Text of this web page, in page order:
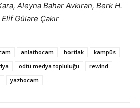
Aleyna Bahar Avkıran, Berk H.
Gülare Çakır
anlathocam hortlak
kampüs
odtü medya topluluğu
rewind
yazhocam